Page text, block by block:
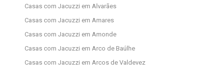
Casas com Jacuzzi em Alvarães
Casas com Jacuzzi em Amares
Casas com Jacuzzi em Amonde
Casas com Jacuzzi em Arco de Baúlhe
Casas com Jacuzzi em Arcos de Valdevez